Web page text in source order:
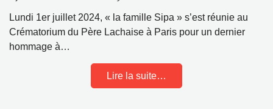
Lundi 1er juillet 2024, « la famille Sipa » s’est réunie au
Crématorium du Père Lachaise à Paris pour un dernier
hommage à…
Lire la suite…